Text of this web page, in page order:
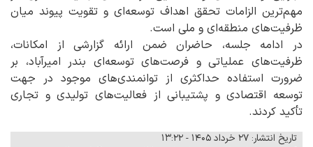
مهم‌ترین الزامات تحقق اهداف توسعه‌ای و تقویت پیوند میان
ظرفیت‌های منطقه‌ای و ملی است.
در ادامه جلسه، حاضران ضمن ارائه گزارشی از امکانات،
ظرفیت‌های عملیاتی و فرصت‌های توسعه‌ای بندر امیرآباد، بر
ضرورت استفاده حداکثری از توانمندی‌های موجود در جهت
توسعه اقتصادی و پشتیبانی از فعالیت‌های تولیدی و تجاری
تأکید کردند.
تاریخ انتشار: ۲۷ خرداد ۱۴۰۵ - ۱۳:۲۲